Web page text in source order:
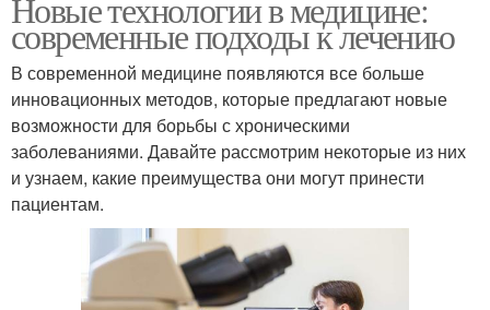
современные подходы к лечению
В современной медицине появляются все больше
инновационных методов, которые предлагают новые
возможности для борьбы с хроническими
заболеваниями. Давайте рассмотрим некоторые из них
и узнаем, какие преимущества они могут принести
пациентам.